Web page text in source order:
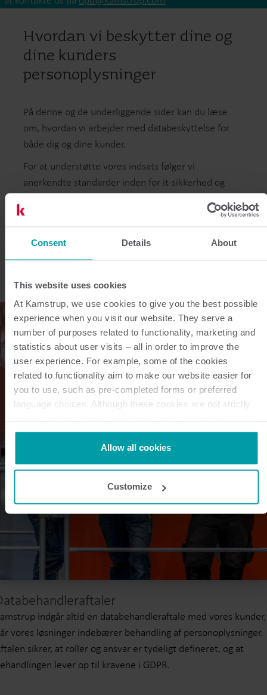
Consent Details About
This website uses cookies
At Kamstrup, we use cookies to give you the best possible
experience when you visit our website. They serve a
number of purposes related to functionality, marketing and
statistics about user visits – all in order to improve the
user experience. For example, some of the cookies
related to functionality aim to make our website easier for
you to use, such as pre-completed forms or preferred
language choices. Although these cookies are not strictly
available without them.
Kamstrup makes use of third-party cookies. A third-party
cookie is installed by someone other than us, such as
You can at any time change or withdraw your consent from
the Cookie Declaration
Allow all cookies
Customize
Hvordan vi beskytter dine og
dine kunders
personoplysninger
På denne og de underliggende sider kan du læse
om, hvordan vi arbejder med databeskyttelse for
både dig og dine kunder.
For at understøtte vores indsats følger vi
anerkendte standarder inden for it-sikkerhed og
udarbejder årligt ISAE3000-erklæringer
Se vores certifikater
her.
Du kan også få adgang til vores ISAE3000-rapport
indgår altid en databehandleraftale med vores kunder,
vores løsninger indebærer behandling af personoplysninger.
sikrer, at roller og ansvar er tydeligt defineret, og at
lever op til kravene i GDPR.